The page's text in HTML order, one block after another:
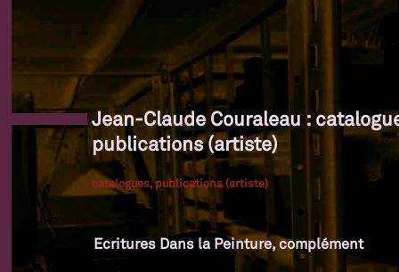
Jean-Claude Couraleau :
publications (artiste)
catalogues, publications (artiste)
Ecritures Dans la Peinture, complément